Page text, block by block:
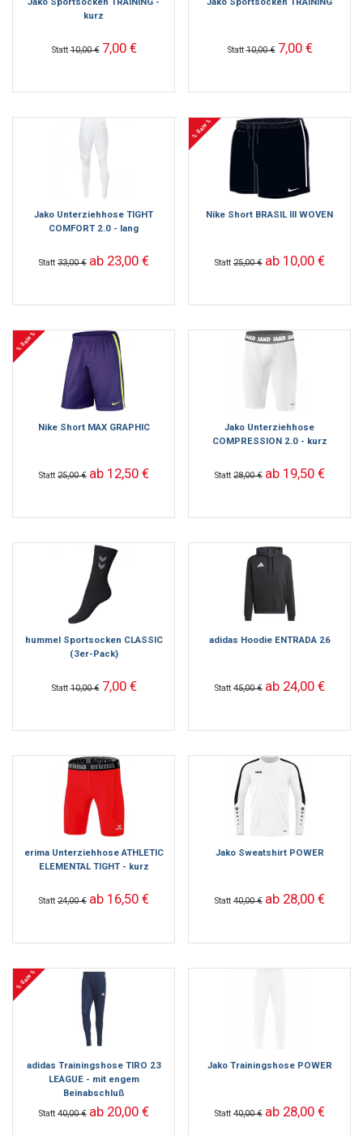
kurz
Statt10,00 € 7,00 € Statt10,00 € 7,00 €
Jako Unterziehhose TIGHT
COMFORT 2.0 - lang
Statt 33,00 € ab 23,00 €
% Sale %
Nike Short BRASIL III WOVEN
Statt 25,00 € ab 10,00 €
% Sale %
Nike Short MAX GRAPHIC
Statt 25,00 € ab 12,50 €
Jako Unterziehhose
COMPRESSION 2.0 - kurz
Statt 28,00 € ab 19,50 €
hummel Sportsocken CLASSIC
(3er-Pack)
Statt10,00 € 7,00 €
adidas Hoodie ENTRADA 26
Statt 45,00 € ab 24,00 €
erima Unterziehhose ATHLETIC
ELEMENTAL TIGHT - kurz
Statt 24,00 € ab 16,50 €
Jako Sweatshirt POWER
Statt 40,00 € ab 28,00 €
% Sale %
adidas Trainingshose TIRO 23
LEAGUE - mit engem
Beinabschluß
Statt 40,00 € ab 20,00 €
Jako Trainingshose POWER
Statt 40,00 € ab 28,00 €